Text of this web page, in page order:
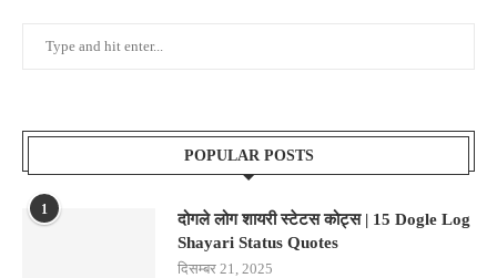
POPULAR POSTS
1
दोगले लोग शायरी स्टेटस कोट्स | 15 Dogle Log
Shayari Status Quotes
दिसम्बर 21, 2025